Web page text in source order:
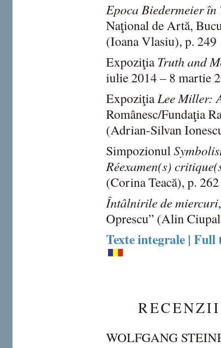
Epoca Biedermeier
Naţional de Artă,
(Ioana Vlasiu), p. 249
ExpoziţiaTruth and
iulie 2014 – 8 martie
ExpoziţiaLee Miller:
Românesc/Fundaţia
(Adrian-Silvan
Simpozionul
Réexamen(s)
(Corina Teacă), p. 262
Întâlnirile de miercuri
Oprescu” (Alin
Texte integrale | Full
RECENZII
WOLFGANG